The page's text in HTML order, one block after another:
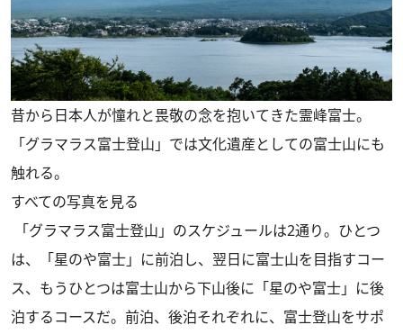
昔から日本人が憧れと畏敬の念を抱いてきた霊峰富士。
「グラマラス富士登山」では文化遺産としての富士山にも
触れる。
すべての写真を見る
「グラマラス富士登山」のスケジュールは2通り。ひとつ
は、「星のや富士」に前泊し、翌日に富士山を目指すコー
ス、もうひとつは富士山から下山後に「星のや富士」に後
泊するコースだ。前泊、後泊それぞれに、富士登山をサポ